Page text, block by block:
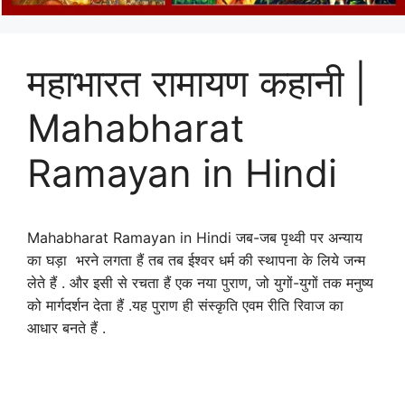
महाभारत रामायण कहानी |
Mahabharat
Ramayan in Hindi
Mahabharat Ramayan in Hindi जब-जब पृथ्वी पर अन्याय
का घड़ा भरने लगता हैं तब तब ईश्वर धर्म की स्थापना के लिये जन्म
लेते हैं . और इसी से रचता हैं एक नया पुराण, जो युगों-युगों तक मनुष्य
को मार्गदर्शन देता हैं .यह पुराण ही संस्कृति एवम रीति रिवाज का
आधार बनते हैं .